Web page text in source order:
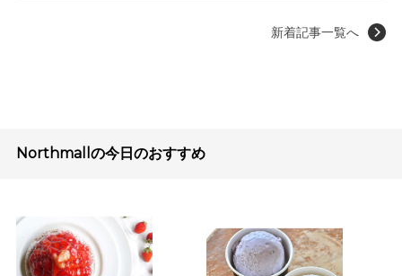
新着記事一覧へ
Northmallの今日のおすすめ